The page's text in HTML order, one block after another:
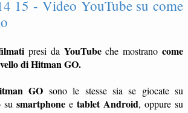
15 - Video YouTube su come
presi da YouTubeche mostranocome
di Hitman GO.
GO sono le stesse sia se giocate su
su smartphone e tablet Android, oppure su